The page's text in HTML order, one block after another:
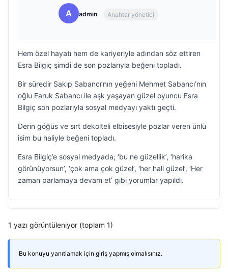
A admin Anahtar yönetici
Hem özel hayatı hem de kariyeriyle adından söz ettiren
Esra Bilgiç şimdi de son pozlarıyla beğeni topladı.
Bir süredir Sakıp Sabancı’nın yeğeni Mehmet Sabancı’nın
oğlu Faruk Sabancı ile aşk yaşayan güzel oyuncu Esra
Bilgiç son pozlarıyla sosyal medyayı yaktı geçti.
Derin göğüs ve sırt dekolteli elbisesiyle pozlar veren ünlü
isim bu haliyle beğeni topladı.
Esra Bilgiç’e sosyal medyada; ‘bu ne güzellik’, ‘harika
görünüyorsun’, ‘çok ama çok güzel’, ‘her hali güzel’, ‘Her
zaman parlamaya devam et’ gibi yorumlar yapıldı.
1 yazı görüntüleniyor (toplam 1)
Bu konuyu yanıtlamak için giriş yapmış olmalısınız.